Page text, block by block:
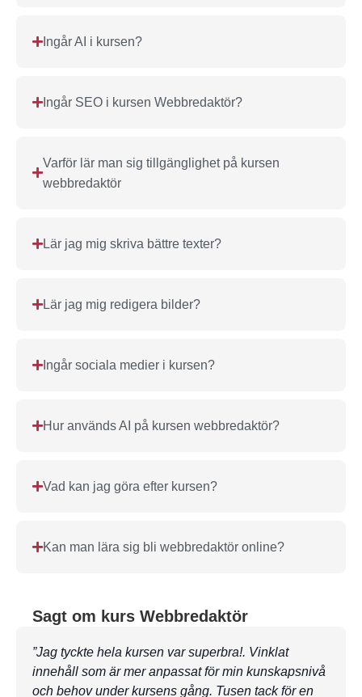
Sagt om kurs Webbredaktör
”Jag tyckte hela kursen var superbra!. Vinklat
innehåll som är mer anpassat för min kunskapsnivå
och behov under kursens gång. Tusen tack för en
Ingår AI i kursen?
Ingår SEO i kursen Webbredaktör?
Varför lär man sig tillgänglighet på kursen
webbredaktör
Lär jag mig skriva bättre texter?
Lär jag mig redigera bilder?
Ingår sociala medier i kursen?
Hur används AI på kursen webbredaktör?
Vad kan jag göra efter kursen?
Kan man lära sig bli webbredaktör online?